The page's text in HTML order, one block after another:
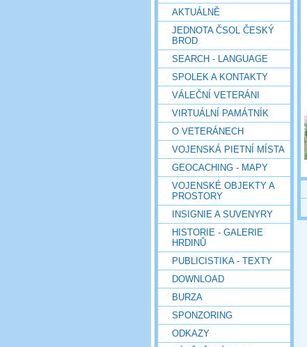
AKTUÁLNĚ
JEDNOTA ČSOL ČESKÝ
BROD
SEARCH - LANGUAGE
SPOLEK A KONTAKTY
VÁLEČNÍ VETERÁNI
VIRTUÁLNÍ PAMÁTNÍK
O VETERÁNECH
VOJENSKÁ PIETNÍ MÍSTA
GEOCACHING - MAPY
VOJENSKÉ OBJEKTY A
PROSTORY
INSIGNIE A SUVENYRY
HISTORIE - GALERIE
HRDINŮ
PUBLICISTIKA - TEXTY
DOWNLOAD
BURZA
SPONZORING
ODKAZY